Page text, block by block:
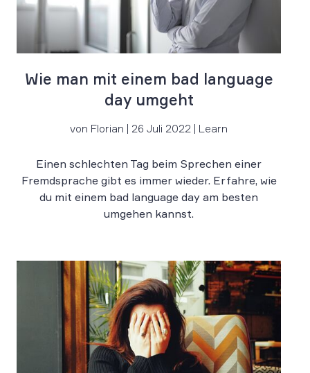
Wie man mit einem bad language
day umgeht
von Florian | 26 Juli 2022 | Learn
Einen schlechten Tag beim Sprechen einer
Fremdsprache gibt es immer wieder. Erfahre, wie
du mit einem bad language day am besten
umgehen kannst.